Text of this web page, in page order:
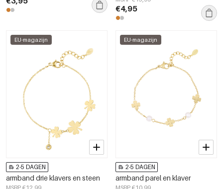
€4,95
EU-magazijn
2-5 DAGEN
armband drie klavers en steen
EU-magazijn
2-5 DAGEN
armband parel en klaver